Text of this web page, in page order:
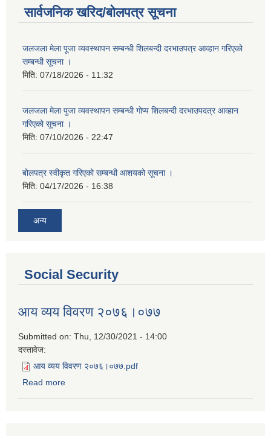
सार्वजनिक खरिद/बोलपत्र सूचना
जलजला मेला पूजा व्यवस्थापन सम्बन्धी शिलबन्दी दरभाउपत्र आव्हान गरिएको
सम्बन्धी सूचना ।
मिति: 07/18/2026 - 11:32
जलजला मेला पुजा व्यवस्थापन सम्बन्धी गोप्य शिलबन्दी दरभाउपदत्र आव्हान
गरिएको सूचना ।
मिति: 07/10/2026 - 22:47
बोलपत्र स्वीकृत गरिएको सम्बन्धी आशयको सूचना ।
मिति: 04/17/2026 - 16:38
अन्य
Social Security
आय व्यय विवरण २०७६।०७७
Submitted on: Thu, 12/30/2021 - 14:00
दस्तावेज:
आय व्यय विवरण २०७६।०७७.pdf
Read more